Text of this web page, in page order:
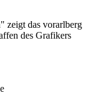
zeigt das vorarlberg
des Grafikers